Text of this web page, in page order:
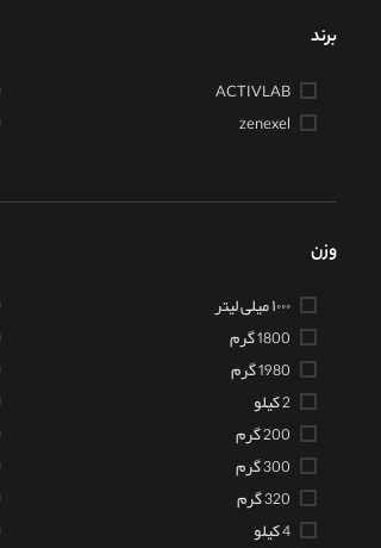
برند
ACTIVLAB
zenexel
وزن
۱۰۰۰ میلی لیتر
1800 گرم
1980 گرم
2 کیلو
200 گرم
300 گرم
320 گرم
4 کیلو